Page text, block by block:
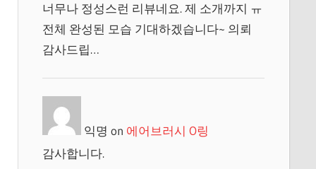
너무나 정성스런 리뷰네요. 제 소개까지 ㅠ
전체 완성된 모습 기대하겠습니다~ 의뢰
감사드립…
익명 on 에어브러시 O링
감사합니다.